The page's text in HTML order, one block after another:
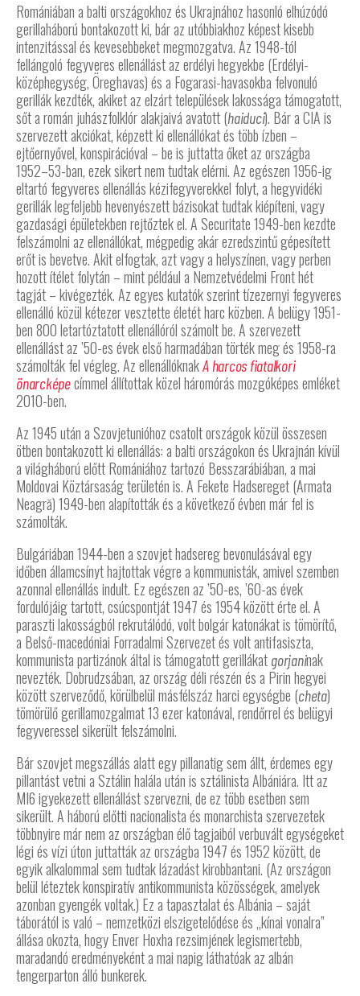
Romániában a balti országokhoz és Ukrajnához hasonló elhúzódó
gerillaháború bontakozott ki, bár az utóbbiakhoz képest kisebb
intenzitással és kevesebbeket megmozgatva. Az 1948-tól
fellángoló fegyveres ellenállást az erdélyi hegyekbe (Erdélyi-
középhegység, Öreghavas) és a Fogarasi-havasokba felvonuló
gerillák kezdték, akiket az elzárt települések lakossága támogatott,
sőt a román juhászfolklór alakjaivá avatott (haiduci). Bár a CIA is
szervezett akciókat, képzett ki ellenállókat és több ízben –
ejtőernyővel, konspirációval – be is juttatta őket az országba
1952–53-ban, ezek sikert nem tudtak elérni. Az egészen 1956-ig
eltartó fegyveres ellenállás kézifegyverekkel folyt, a hegyvidéki
gerillák legfeljebb hevenyészett bázisokat tudtak kiépíteni, vagy
gazdasági épületekben rejtőztek el. A Securitate 1949-ben kezdte
felszámolni az ellenállókat, mégpedig akár ezredszintű gépesített
erőt is bevetve. Akit elfogtak, azt vagy a helyszínen, vagy perben
hozott ítélet folytán – mint például a Nemzetvédelmi Front hét
tagját – kivégezték. Az egyes kutatók szerint tízezernyi fegyveres
ellenálló közül kétezer vesztette életét harc közben. A belügy 1951-
ben 800 letartóztatott ellenállóról számolt be. A szervezett
ellenállást az ’50-es évek első harmadában törték meg és 1958-ra
számolták fel végleg. Az ellenállóknakA harcos fiatalkori
önarcképecímmel állítottak közel háromórás mozgóképes emléket
2010-ben.
Az 1945 után a Szovjetunióhoz csatolt országok közül összesen
ötben bontakozott ki ellenállás: a balti országokon és Ukrajnán kívül
a világháború előtt Romániához tartozó Besszarábiában, a mai
Moldovai Köztársaság területén is. A Fekete Hadsereget (Armata
Neagră) 1949-ben alapították és a következő évben már fel is
számolták.
Bulgáriában 1944-ben a szovjet hadsereg bevonulásával egy
időben államcsínyt hajtottak végre a kommunisták, amivel szemben
azonnal ellenállás indult. Ez egészen az ’50-es, ’60-as évek
fordulójáig tartott, csúcspontját 1947 és 1954 között érte el. A
paraszti lakosságból rekrutálódó, volt bolgár katonákat is tömörítő,
a Belső-macedóniai Forradalmi Szervezet és volt antifasiszta,
kommunista partizánok által is támogatott gerillákat gorjaninak
nevezték. Dobrudzsában, az ország déli részén és a Pirin hegyei
között szerveződő, körülbelül másfélszáz harci egységbe (cheta)
tömörülő gerillamozgalmat 13 ezer katonával, rendőrrel és belügyi
fegyveressel sikerült felszámolni.
Bár szovjet megszállás alatt egy pillanatig sem állt, érdemes egy
pillantást vetni a Sztálin halála után is sztálinista Albániára. Itt az
MI6 igyekezett ellenállást szervezni, de ez több esetben sem
sikerült. A háború előtti nacionalista és monarchista szervezetek
többnyire már nem az országban élő tagjaiból verbuvált egységeket
légi és vízi úton juttatták az országba 1947 és 1952 között, de
egyik alkalommal sem tudtak lázadást kirobbantani. (Az országon
belül léteztek konspiratív antikommunista közösségek, amelyek
azonban gyengék voltak.) Ez a tapasztalat és Albánia – saját
táborától is való – nemzetközi elszigetelődése és „kínai vonalra”
állása okozta, hogy Enver Hoxha rezsimjének legismertebb,
maradandó eredményeként a mai napig láthatóak az albán
tengerparton álló bunkerek.